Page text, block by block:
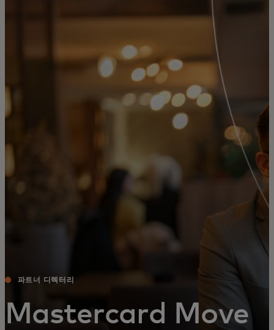
개인 고객
비즈니스 고객
모두를 위한 가치
뉴스 & 인사이트
파트너 디렉터리
Mastercard Move